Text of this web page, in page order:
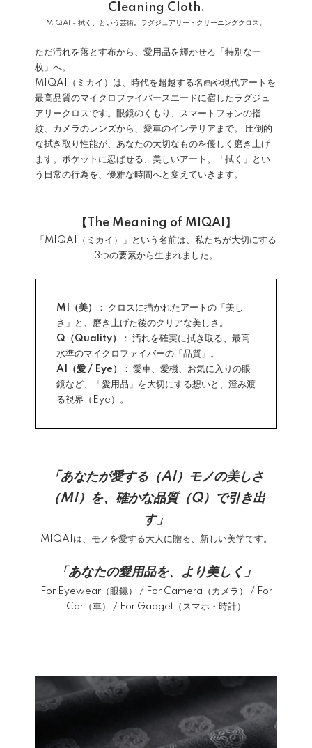
Cleaning Cloth.
MIQAI - 拭く、という芸術。ラグジュアリー・クリーニングクロス。
ただ汚れを落とす布から、愛用品を輝かせる「特別な一
枚」へ。
MIQAI（ミカイ）は、時代を超越する名画や現代アートを
最高品質のマイクロファイバースエードに宿したラグジュ
アリークロスです。眼鏡のくもり、スマートフォンの指
紋、カメラのレンズから、愛車のインテリアまで。 圧倒的
な拭き取り性能が、あなたの大切なものを優しく磨き上げ
ます。ポケットに忍ばせる、美しいアート。「拭く」とい
う日常の行為を、優雅な時間へと変えていきます。
【The Meaning of MIQAI】
「MIQAI（ミカイ）」という名前は、私たちが大切にする
3つの要素から生まれました。
MI（美）
： クロスに描かれたアートの「美し
さ」と、磨き上げた後のクリアな美しさ。
Q（Quality）
： 汚れを確実に拭き取る、最高
水準のマイクロファイバーの「品質」。
AI（愛 / Eye）
： 愛車、愛機、お気に入りの眼
鏡など、「愛用品」を大切にする想いと、澄み渡
る視界（Eye）。
「あなたが愛する（AI）モノの美しさ
（MI）を、確かな品質（Q）で引き出
す」
MIQAIは、モノを愛する大人に贈る、新しい美学です。
「あなたの愛用品を、より美しく」
For Eyewear（眼鏡） / For Camera（カメラ） / For
Car（車） / For Gadget（スマホ・時計）